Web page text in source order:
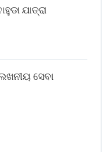
ଯାତ୍ରା
ସେବା